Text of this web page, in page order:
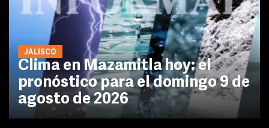
JALISCO
Clima en Mazamitla hoy: el
pronóstico para el domingo 9 de
agosto de 2026